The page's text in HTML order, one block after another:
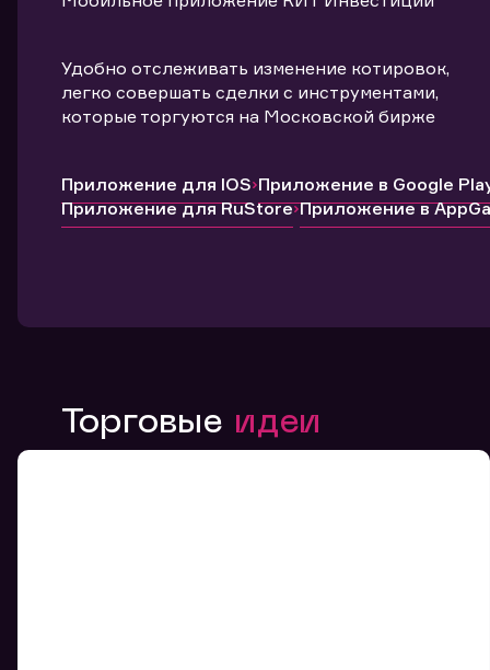
Удобно отслеживать изменение котировок,
легко совершать сделки с инструментами,
которые торгуются на Московской бирже
Приложение для IOS Приложение в Google
Приложение для RuStore Приложение в
Торговые идеи